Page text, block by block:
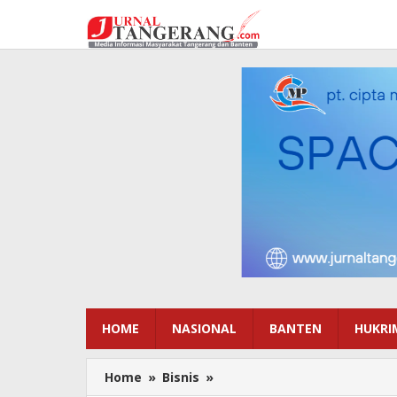
konten
HOME NASIONAL BANTEN
Home » Bisnis »